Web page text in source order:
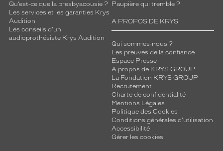
Qu’est-ce que la presbyacousie ?
Les services et les garanties Krys
Audition
Les conseils d'un
audioprothésiste Krys Audition
Paupière qui tremble ?
A PROPOS DE KRYS
Qui sommes-nous ?
Les preuves de la confiance
Espace Presse
A propos de KRYS GROUP
La Fondation KRYS GROUP
Recrutement
Charte de confidentialité
Mentions Légales
Politique des Cookies
Conditions générales d'utilisation
Accessibilité
Gérer les cookies